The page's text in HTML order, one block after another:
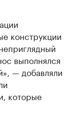
конструкции
выполнялся
— добавляли
которые